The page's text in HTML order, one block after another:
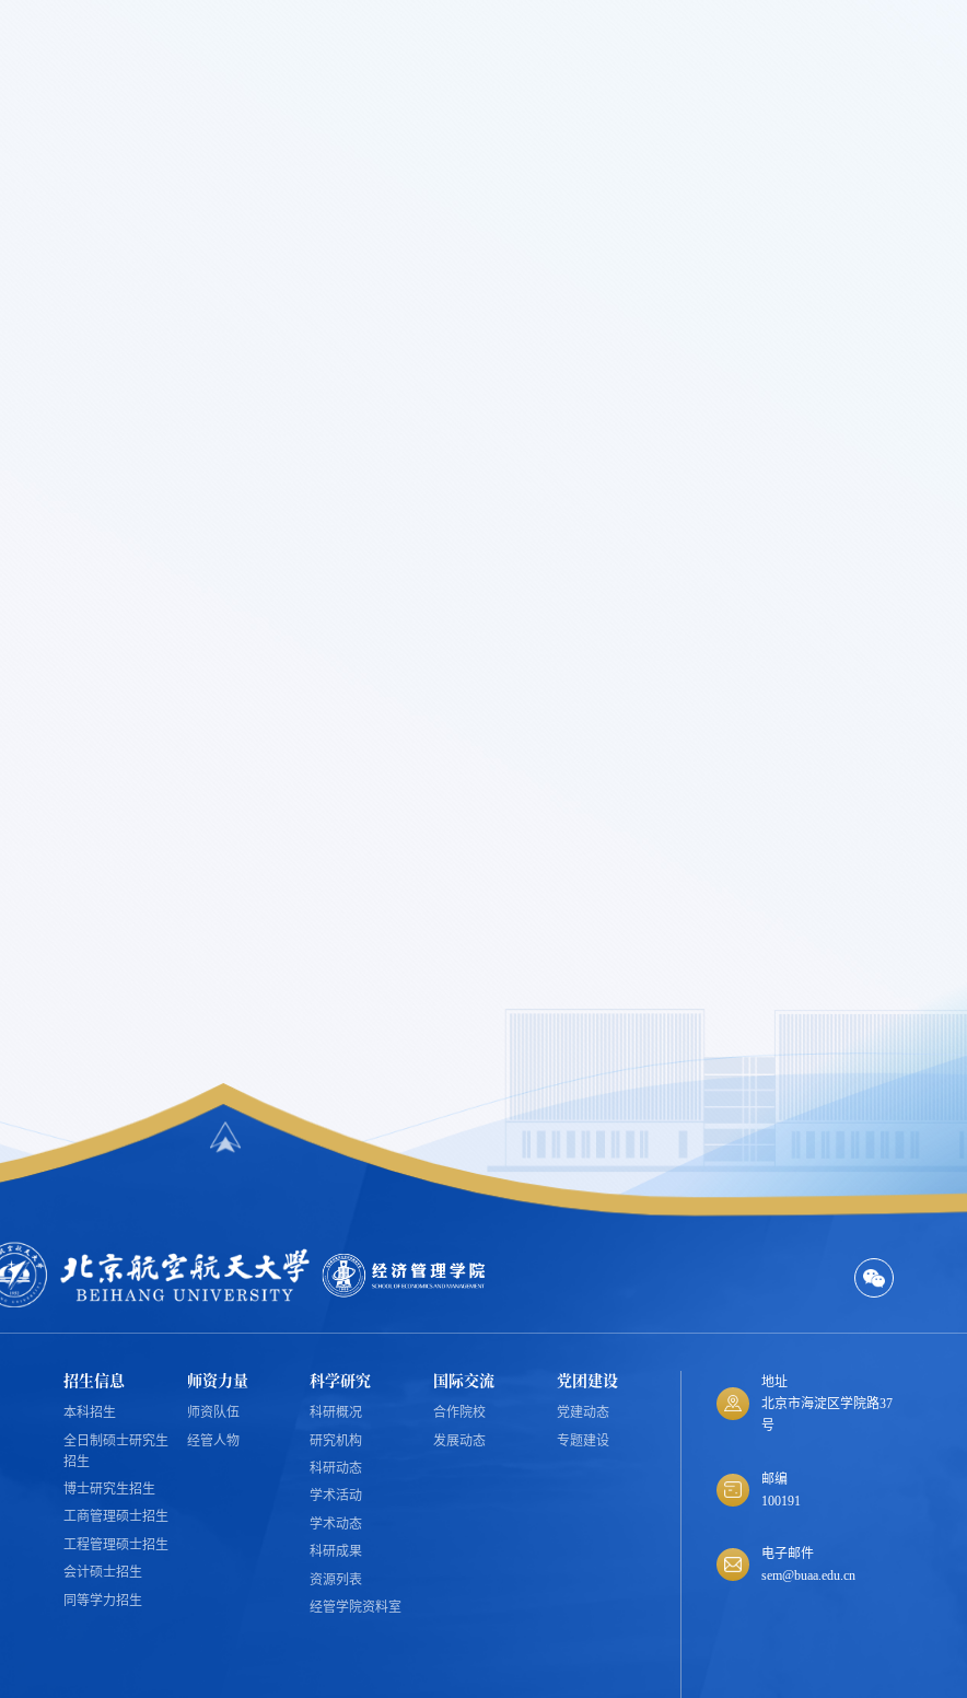
招生信息
本科招生
全日制硕士研究生
招生
博士研究生招生
工商管理硕士招生
工程管理硕士招生
会计硕士招生
同等学力招生
师资力量
师资队伍
经管人物
科学研究
科研概况
研究机构
科研动态
学术活动
学术动态
科研成果
资源列表
经管学院资料室
国际交流
合作院校
发展动态
党团建设
党建动态
专题建设
地址
北京市海淀区学院路37
号
邮编
100191
电子邮件
sem@buaa.edu.cn